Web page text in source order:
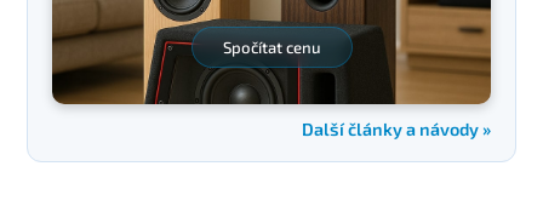
Spočítat cenu
Další články a návody »